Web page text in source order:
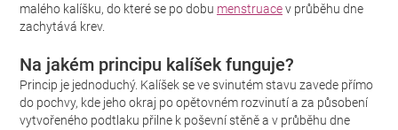
malého kalíšku, do které se po dobu menstruacev průběhu dne
zachytává krev.
Na jakém principu kalíšek funguje?
Princip je jednoduchý. Kalíšek se ve svinutém stavu zavede přímo
do pochvy, kde jeho okraj po opětovném rozvinutí a za působení
vytvořeného podtlaku přilne k poševní stěně a v průběhu dne